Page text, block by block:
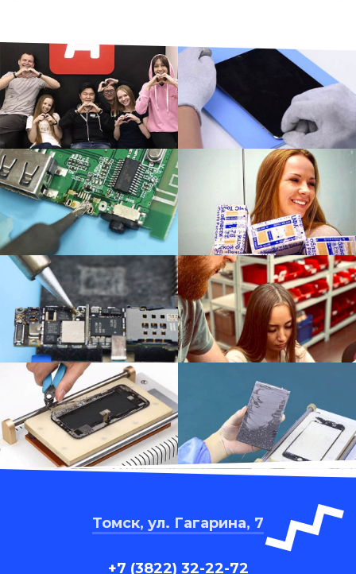
Томск, ул. Гагарина, 7
+7 (3822) 32-22-72